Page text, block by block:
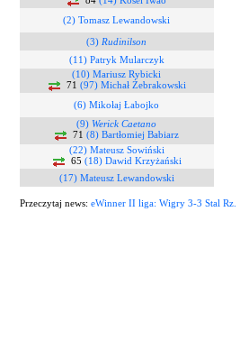
(2) Tomasz Lewandowski
(3) Rudinilson
(11) Patryk Mularczyk
(10) Mariusz Rybicki
71 (97) Michał Żebrakowski
(6) Mikołaj Łabojko
(9) Werick Caetano
71 (8) Bartłomiej Babiarz
(22) Mateusz Sowiński
65 (18) Dawid Krzyżański
(17) Mateusz Lewandowski
Przeczytaj news: eWinner II liga: Wigry 3-3 Stal Rz.